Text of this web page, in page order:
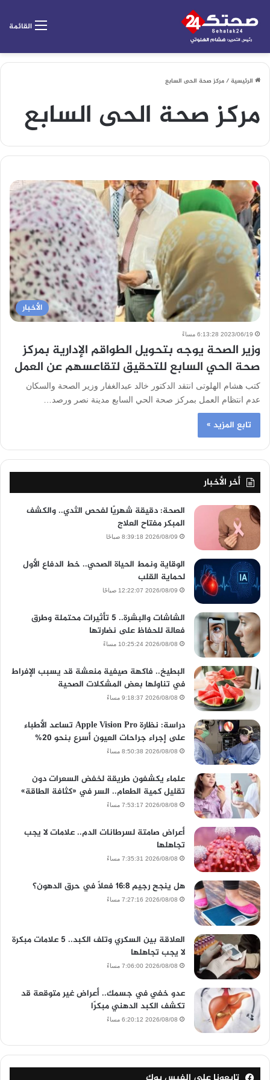
القائمة
الرئيسية/مركز صحة الحى السابع
مركز صحة الحى السابع
الأخبار
2023/06/19 6:13:28 مساءً
وزير الصحة يوجه بتحويل الطواقم الإدارية بمركز
صحة الحي السابع للتحقيق لتقاعسهم عن العمل
كتب هشام الهلوتى انتقد الدكتور خالد عبدالغفار وزير الصحة والسكان
عدم انتظام العمل بمركز صحة الحي السابع مدينة نصر ورصد…
تابع المزيد »
أخر الأخبار
الصحة: دقيقة شهريًا لفحص الثدي.. والكشف
المبكر مفتاح العلاج
2026/08/09 8:39:18 صباحًا
الوقاية ونمط الحياة الصحي.. خط الدفاع الأول
لحماية القلب
2026/08/09 12:22:07 صباحًا
الشاشات والبشرة.. 5 تأثيرات محتملة وطرق
فعالة للحفاظ على نضارتها
2026/08/08 10:25:24 مساءً
البطيخ.. فاكهة صيفية منعشة قد يسبب الإفراط
في تناولها بعض المشكلات الصحية
2026/08/08 9:18:37 مساءً
دراسة: نظارة Apple Vision Pro تساعد الأطباء
على إجراء جراحات العيون أسرع بنحو 20%
2026/08/08 8:50:38 مساءً
علماء يكشفون طريقة لخفض السعرات دون
تقليل كمية الطعام.. السر في «كثافة الطاقة»
2026/08/08 7:53:17 مساءً
أعراض صامتة لسرطانات الدم.. علامات لا يجب
تجاهلها
2026/08/08 7:35:31 مساءً
هل ينجح رجيم 16:8 فعلًا في حرق الدهون؟
2026/08/08 7:27:16 مساءً
العلاقة بين السكري وتلف الكبد.. 5 علامات مبكرة
لا يجب تجاهلها
2026/08/08 7:06:00 مساءً
عدو خفي في جسمك.. أعراض غير متوقعة قد
تكشف الكبد الدهني مبكرًا
2026/08/08 6:20:12 مساءً